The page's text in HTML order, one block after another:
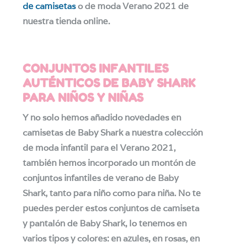
de camisetaso de moda Verano 2021 de
nuestra tienda online.
CONJUNTOS INFANTILES
AUTÉNTICOS DE BABY SHARK
PARA NIÑOS Y NIÑAS
Y no solo hemos añadido novedades en
camisetas de Baby Shark a nuestra colección
de moda infantil para el Verano 2021,
también hemos incorporado un montón de
conjuntos infantiles de verano de Baby
Shark, tanto para niño como para niña. No te
puedes perder estos conjuntos de camiseta
y pantalón de Baby Shark, lo tenemos en
varios tipos y colores: en azules, en rosas, en